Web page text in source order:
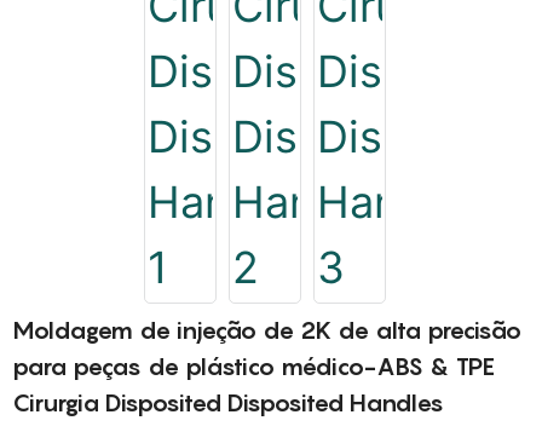
Moldagem de injeção de 2K de alta precisão
para peças de plástico médico-ABS & TPE
Cirurgia Disposited Disposited Handles